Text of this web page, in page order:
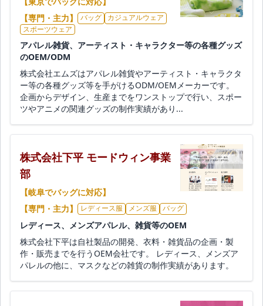
【専門・主力】
バッグ
カジュアルウェア
スポーツウェア
アパレル雑貨、アーティスト・キャラクター等の各種グッズ
のOEM/ODM
株式会社エムズはアパレル雑貨やアーティスト・キャラクタ
ー等の各種グッズ等を手がけるODM/OEMメーカーです。
企画からデザイン、生産までをワンストップで行い、スポー
ツやアニメの関連グッズの制作実績があり...
株式会社下平 モードウィン事業
部
【岐阜でバッグに対応】
【専門・主力】
レディース服 メンズ服 バッグ
レディース、メンズアパレル、雑貨等のOEM
株式会社下平は自社製品の開発、衣料・雑貨品の企画・製
作・販売までを行うOEM会社です。 レディース、メンズア
パレルの他に、マスクなどの雑貨の制作実績があります。